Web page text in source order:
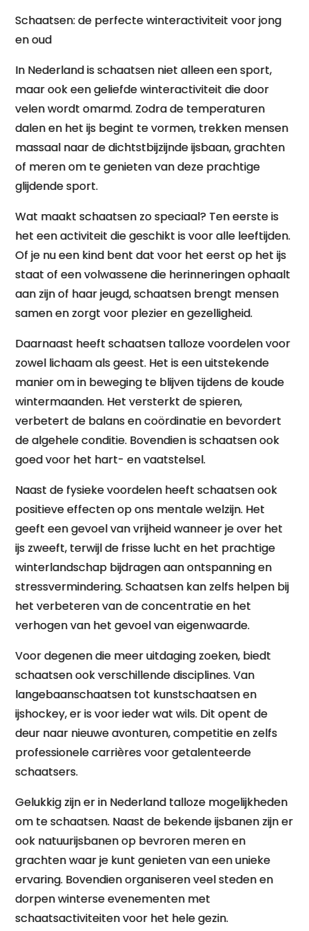
Schaatsen: de perfecte winteractiviteit voor jong
en oud
In Nederland is schaatsen niet alleen een sport,
maar ook een geliefde winteractiviteit die door
velen wordt omarmd. Zodra de temperaturen
dalen en het ijs begint te vormen, trekken mensen
massaal naar de dichtstbijzijnde ijsbaan, grachten
of meren om te genieten van deze prachtige
glijdende sport.
Wat maakt schaatsen zo speciaal? Ten eerste is
het een activiteit die geschikt is voor alle leeftijden.
Of je nu een kind bent dat voor het eerst op het ijs
staat of een volwassene die herinneringen ophaalt
aan zijn of haar jeugd, schaatsen brengt mensen
samen en zorgt voor plezier en gezelligheid.
Daarnaast heeft schaatsen talloze voordelen voor
zowel lichaam als geest. Het is een uitstekende
manier om in beweging te blijven tijdens de koude
wintermaanden. Het versterkt de spieren,
verbetert de balans en coördinatie en bevordert
de algehele conditie. Bovendien is schaatsen ook
goed voor het hart- en vaatstelsel.
Naast de fysieke voordelen heeft schaatsen ook
positieve effecten op ons mentale welzijn. Het
geeft een gevoel van vrijheid wanneer je over het
ijs zweeft, terwijl de frisse lucht en het prachtige
winterlandschap bijdragen aan ontspanning en
stressvermindering. Schaatsen kan zelfs helpen bij
het verbeteren van de concentratie en het
verhogen van het gevoel van eigenwaarde.
Voor degenen die meer uitdaging zoeken, biedt
schaatsen ook verschillende disciplines. Van
langebaanschaatsen tot kunstschaatsen en
ijshockey, er is voor ieder wat wils. Dit opent de
deur naar nieuwe avonturen, competitie en zelfs
professionele carrières voor getalenteerde
schaatsers.
Gelukkig zijn er in Nederland talloze mogelijkheden
om te schaatsen. Naast de bekende ijsbanen zijn er
ook natuurijsbanen op bevroren meren en
grachten waar je kunt genieten van een unieke
ervaring. Bovendien organiseren veel steden en
dorpen winterse evenementen met
schaatsactiviteiten voor het hele gezin.